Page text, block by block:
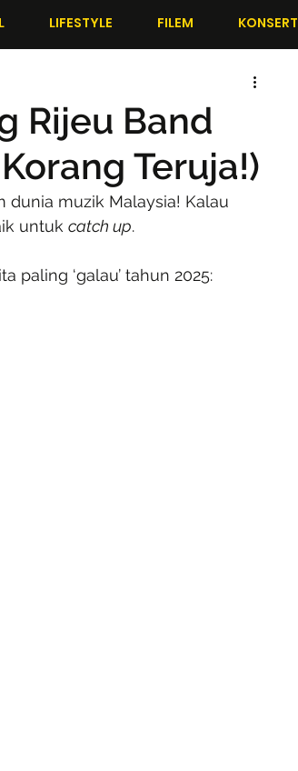
LIFESTYLE FILEM KONSERT
Rijeu Band
Teruja!)
dunia muzik Malaysia! Kalau
untuk catch up.
paling ‘galau’ tahun 2025: